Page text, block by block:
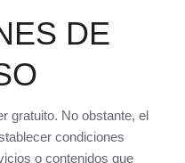
DE
gratuito. No obstante, el
condiciones
o contenidos que